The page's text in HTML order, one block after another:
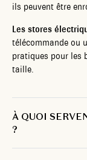
ils peuvent être
Les stores
télécommande ou
pratiques pour les
taille.
À QUOI
?